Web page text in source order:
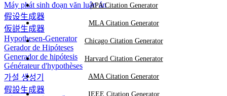
Máy phát sinh đoạn văn luận án
假设生成器
仮説生成器
Hypothesen-Generator
Gerador de Hipóteses
Generador de hipótesis
Générateur d'hypothèses
가설 생성기
假設生成器
APA Citation Generator
MLA Citation Generator
Chicago Citation Generator
Harvard Citation Generator
AMA Citation Generator
IEEE Citation Generator